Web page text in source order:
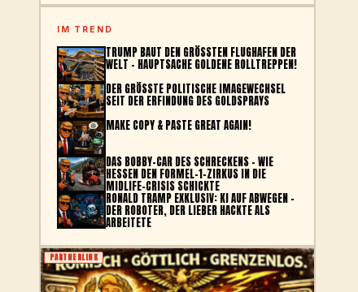
IM TREND
TRUMP BAUT DEN GRÖSSTEN FLUGHAFEN DER W
ELT – HAUPTSACHE GOLDENE ROLLTREPPEN!
DER GRÖSSTE POLITISCHE IMAGEWECHSEL S
EIT DER ERFINDUNG DES GOLDSPRAYS
MAKE COPY & PASTE GREAT AGAIN!
DAS BOBBY-CAR DES SCHRECKENS – WIE
HESSEN DEN FORMEL-1-ZIRKUS IN DIE
MIDLIFE-CRISIS SCHICKTE
RONALD TRAMP EXKLUSIV: KI AUF ABWEGEN –
DER ROBOTER, DER LIEBER HACKTE ALS
ARBEITETE
PARTNERLINK